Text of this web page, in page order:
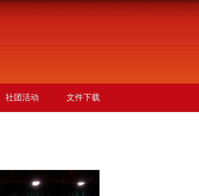
社团活动 文件下载